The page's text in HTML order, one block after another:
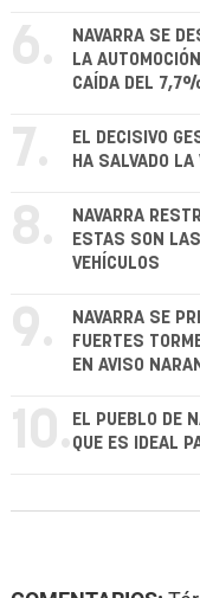
6.
NAVARRA SE
LA
CAÍDA DEL
7.
EL DECISIVO
HA SALVADO
8.
NAVARRA
ESTAS SON
VEHÍCULOS
9.
NAVARRA SE
FUERTES
EN AVISO
10. EL PUEBLO DE
QUE ES IDEAL